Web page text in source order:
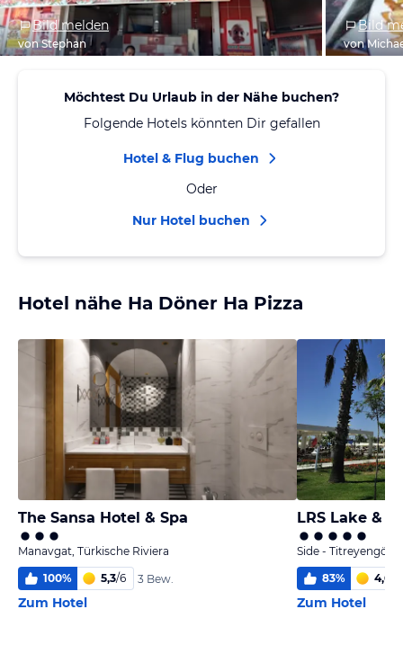
Bild melden
von Stephan
Bild
von
Möchtest Du Urlaub in der Nähe buchen?
Folgende Hotels könnten Dir gefallen
Hotel & Flug buchen
Oder
Nur Hotel buchen
Hotel nähe Ha Döner Ha Pizza
The Sansa Hotel & Spa
Manavgat, Türkische Riviera
100% 5,3/6 3 Bew.
Zum Hotel
LRS Lake &
Side - Titreyengöl,
83% 4,6
Zum Hotel